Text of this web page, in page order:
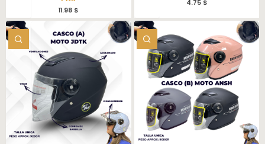
11.98 $
4.75 $